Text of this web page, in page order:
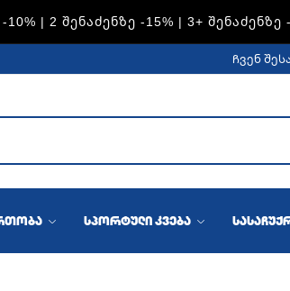
-15% | 2 ᲨᲔᲜᲐᲫᲔᲜᲖᲔ -20% | 3+
ჩვენ
სპორტული კვება